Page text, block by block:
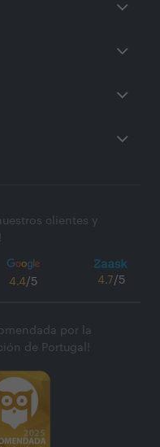
clientes y
4.4/5 4.7/5
por la
de Portugal!